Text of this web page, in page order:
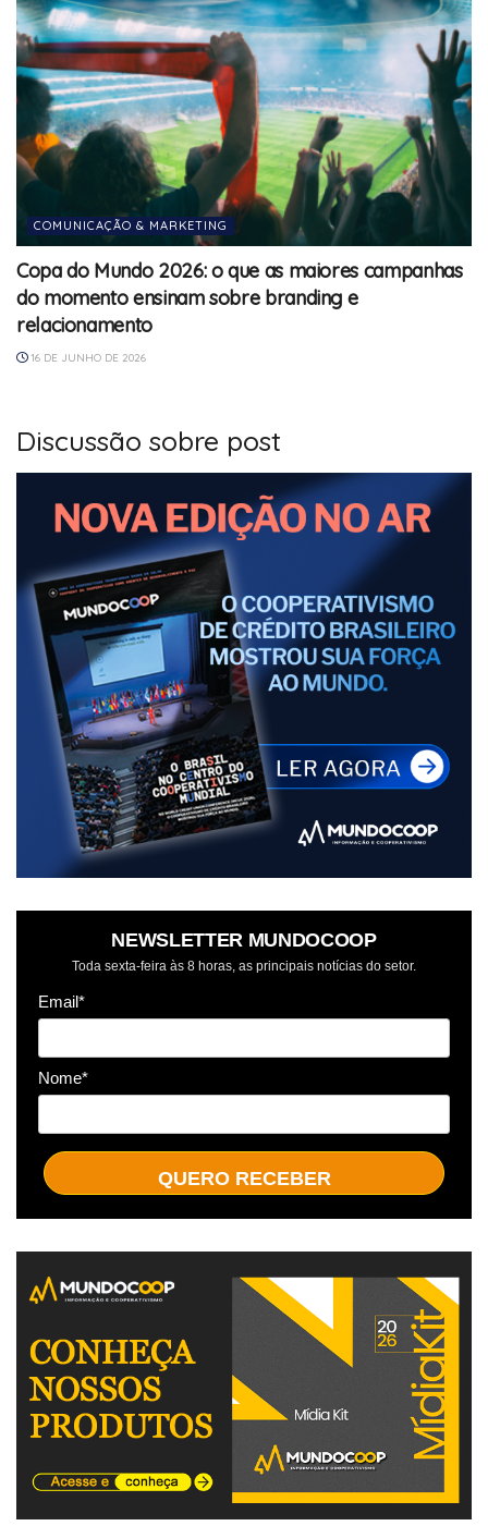
COMUNICAÇÃO & MARKETING
Copa do Mundo 2026: o que as maiores campanhas
do momento ensinam sobre branding e
relacionamento
16 DE JUNHO DE 2026
Discussão sobre post
NEWSLETTER MUNDOCOOP
Toda sexta-feira às 8 horas, as principais notícias do setor.
Email*
Nome*
QUERO RECEBER